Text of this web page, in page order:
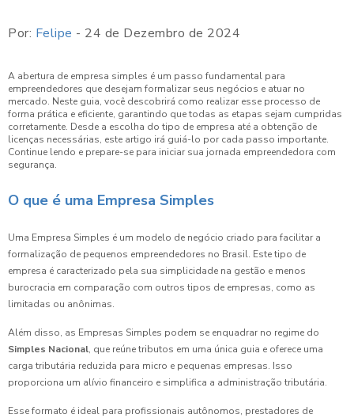
Por: Felipe - 24 de Dezembro de 2024
A abertura de empresa simples é um passo fundamental para
empreendedores que desejam formalizar seus negócios e atuar no
mercado. Neste guia, você descobrirá como realizar esse processo de
forma prática e eficiente, garantindo que todas as etapas sejam cumpridas
corretamente. Desde a escolha do tipo de empresa até a obtenção de
licenças necessárias, este artigo irá guiá-lo por cada passo importante.
Continue lendo e prepare-se para iniciar sua jornada empreendedora com
segurança.
O que é uma Empresa Simples
Uma Empresa Simples é um modelo de negócio criado para facilitar a
formalização de pequenos empreendedores no Brasil. Este tipo de
empresa é caracterizado pela sua simplicidade na gestão e menos
burocracia em comparação com outros tipos de empresas, como as
limitadas ou anônimas.
Além disso, as Empresas Simples podem se enquadrar no regime do
Simples Nacional, que reúne tributos em uma única guia e oferece uma
carga tributária reduzida para micro e pequenas empresas. Isso
proporciona um alívio financeiro e simplifica a administração tributária.
Esse formato é ideal para profissionais autônomos, prestadores de